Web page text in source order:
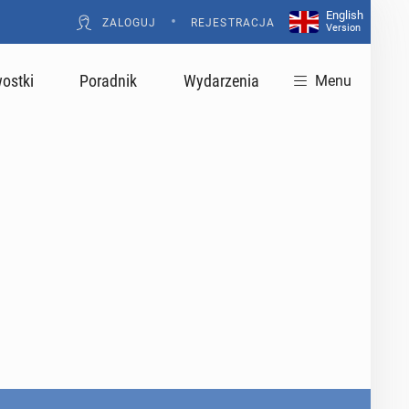
ZALOGUJ • REJESTRACJA
English
Version
Poradnik Wydarzenia Menu